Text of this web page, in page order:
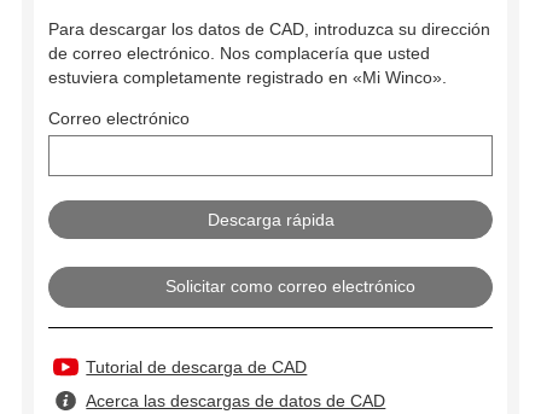
Para descargar los datos de CAD, introduzca su dirección
de correo electrónico. Nos complacería que usted
estuviera completamente registrado en «Mi Winco».
Correo electrónico
Solicitar como correo electrónico
Tutorial de descarga de CAD
Acerca las descargas de datos de CAD